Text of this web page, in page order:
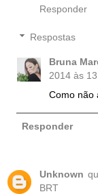
Responder
Respostas
Bruna
2014 às
Como não
Responder
Unknown
BRT